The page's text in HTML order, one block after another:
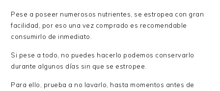
Pese a poseer numerosos nutrientes, se estropea con gran
facilidad, por eso una vez comprado es recomendable
consumirlo de inmediato.
Si pese a todo, no puedes hacerlo podemos conservarlo
durante algunos días sin que se estropee.
Para ello, prueba a no lavarlo, hasta momentos antes de